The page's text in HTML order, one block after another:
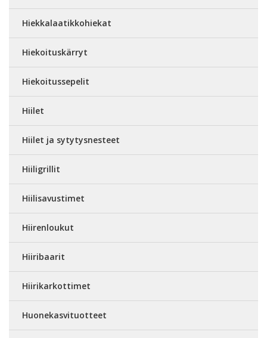
Hiekkalaatikkohiekat
Hiekoituskärryt
Hiekoitussepelit
Hiilet
Hiilet ja sytytysnesteet
Hiiligrillit
Hiilisavustimet
Hiirenloukut
Hiiribaarit
Hiirikarkottimet
Huonekasvituotteet